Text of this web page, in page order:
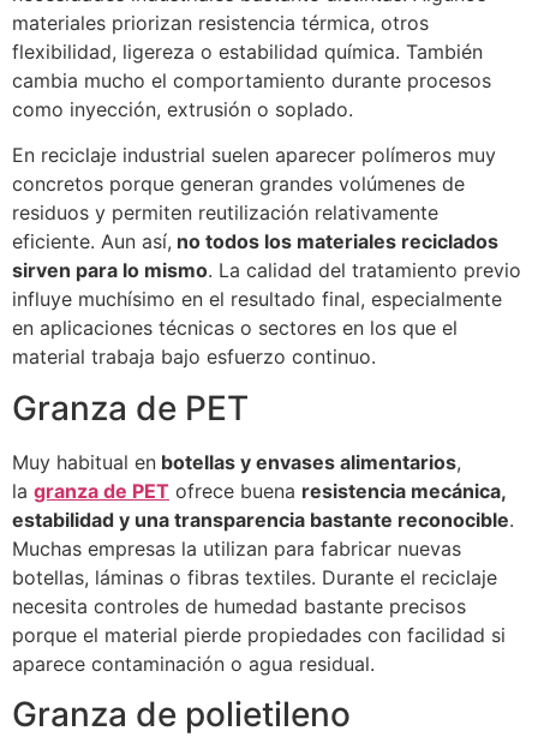
materiales priorizan resistencia térmica, otros
flexibilidad, ligereza o estabilidad química. También
cambia mucho el comportamiento durante procesos
como inyección, extrusión o soplado.
En reciclaje industrial suelen aparecer polímeros muy
concretos porque generan grandes volúmenes de
residuos y permiten reutilización relativamente
eficiente. Aun así, no todos los materiales reciclados
sirven para lo mismo. La calidad del tratamiento previo
influye muchísimo en el resultado final, especialmente
en aplicaciones técnicas o sectores en los que el
material trabaja bajo esfuerzo continuo.
Granza de PET
Muy habitual en botellas y envases alimentarios,
la granza de PET ofrece buena resistencia mecánica,
estabilidad y una transparencia bastante reconocible.
Muchas empresas la utilizan para fabricar nuevas
botellas, láminas o fibras textiles. Durante el reciclaje
necesita controles de humedad bastante precisos
porque el material pierde propiedades con facilidad si
aparece contaminación o agua residual.
Granza de polietileno